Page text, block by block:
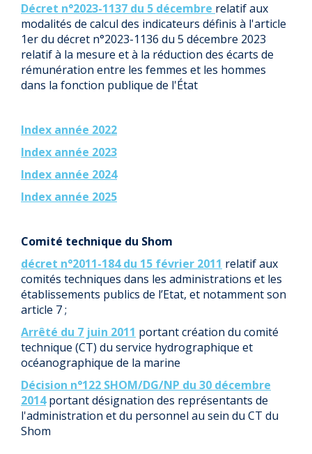
Décret n°2023-1137 du 5 décembre relatif aux
modalités de calcul des indicateurs définis à l'article
1er du décret n°2023-1136 du 5 décembre 2023
relatif à la mesure et à la réduction des écarts de
rémunération entre les femmes et les hommes
dans la fonction publique de l'État
Index année 2022
Index année 2023
Index année 2024
Index année 2025
Comité technique du Shom
décret n°2011-184 du 15 février 2011 relatif aux
comités techniques dans les administrations et les
établissements publics de l’Etat, et notamment son
article 7 ;
Arrêté du 7 juin 2011 portant création du comité
technique (CT) du service hydrographique et
océanographique de la marine
Décision n°122 SHOM/DG/NP du 30 décembre
2014portant désignation des représentants de
l'administration et du personnel au sein du CT du
Shom